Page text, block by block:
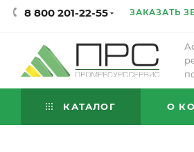
8 800 201-22-55 ЗАКАЗАТЬ
КАТАЛОГ О